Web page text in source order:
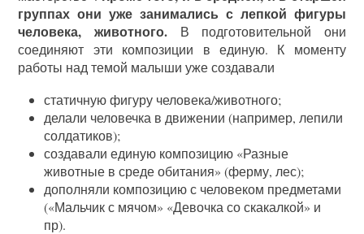
группах они уже занимались с лепкой фигуры
человека, животного.В подготовительной они
соединяют эти композиции в единую. К моменту
работы над темой малыши уже создавали
статичную фигуру человека/животного;
делали человечка в движении (например, лепили
солдатиков);
создавали единую композицию «Разные
животные в среде обитания» (ферму, лес);
дополняли композицию с человеком предметами
(«Мальчик с мячом» «Девочка со скакалкой» и
пр).